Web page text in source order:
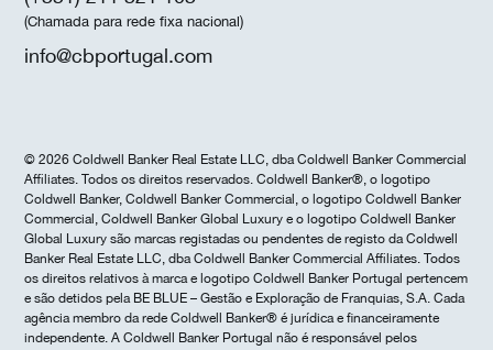
(Chamada para rede fixa nacional)
info@cbportugal.com
© 2026 Coldwell Banker Real Estate LLC, dba Coldwell Banker Commercial
Affiliates. Todos os direitos reservados. Coldwell Banker®, o logotipo
Coldwell Banker, Coldwell Banker Commercial, o logotipo Coldwell Banker
Commercial, Coldwell Banker Global Luxury e o logotipo Coldwell Banker
Global Luxury são marcas registadas ou pendentes de registo da Coldwell
Banker Real Estate LLC, dba Coldwell Banker Commercial Affiliates. Todos
os direitos relativos à marca e logotipo Coldwell Banker Portugal pertencem
e são detidos pela BE BLUE – Gestão e Exploração de Franquias, S.A. Cada
agência membro da rede Coldwell Banker® é jurídica e financeiramente
independente. A Coldwell Banker Portugal não é responsável pelos